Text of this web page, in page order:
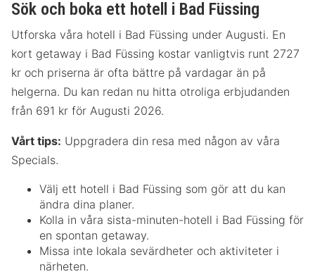
Sök och boka ett hotell i Bad Füssing
Utforska våra hotell i Bad Füssing under Augusti. En
kort getaway i Bad Füssing kostar vanligtvis runt 2727
kr och priserna är ofta bättre på vardagar än på
helgerna. Du kan redan nu hitta otroliga erbjudanden
från 691 kr för Augusti 2026.
Vårt tips: Uppgradera din resa med någon av våra
Specials.
Välj ett hotell i Bad Füssing som gör att du kan
ändra dina planer.
Kolla in våra sista-minuten-hotell i Bad Füssing för
en spontan getaway.
Missa inte lokala sevärdheter och aktiviteter i
närheten.